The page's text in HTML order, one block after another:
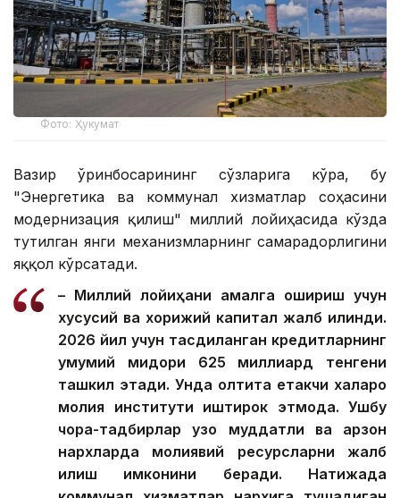
Фото: Ҳукумат
Вазир ўринбосарининг сўзларига кўра, бу
"Энергетика ва коммунал хизматлар соҳасини
модернизация қилиш" миллий лойиҳасида кўзда
тутилган янги механизмларнинг самарадорлигини
яққол кўрсатади.
– Миллий лойиҳани амалга ошириш учун
хусусий ва хорижий капитал жалб қилинди.
2026 йил учун тасдиқланган кредитларнинг
умумий миқдори 625 миллиард тенгени
ташкил этади. Унда олтита етакчи халқаро
молия институти иштирок этмоқда. Ушбу
чора-тадбирлар узоқ муддатли ва арзон
нархларда молиявий ресурсларни жалб
қилиш имконини беради. Натижада